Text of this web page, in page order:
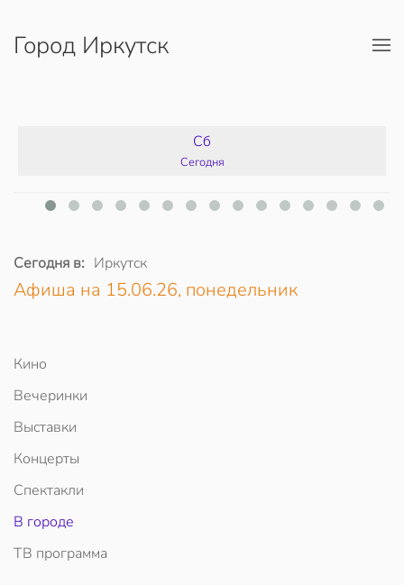
Перейти к содержимому
Город Иркутск
Сб
Сегодня
Сегодня в: Иркутск
Афиша на 15.06.26, понедельник
Кино
Вечеринки
Выставки
Концерты
Спектакли
В городе
ТВ программа